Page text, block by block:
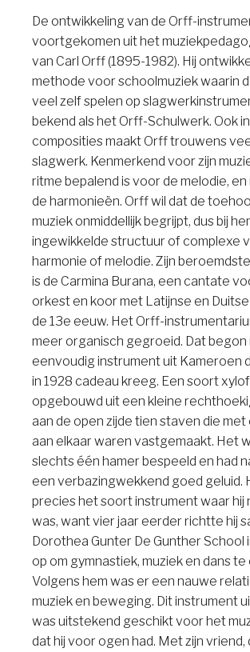
De ontwikkeling van de Orff-
voortgekomen uit het
van Carl Orff (1895-1982). Hij
methode voor schoolmuziek waarin
veel zelf spelen op
bekend als het Orff-Schulwerk. Ook
composities maakt Orff trouwens
slagwerk. Kenmerkend voor zijn
ritme bepalend is voor de melodie,
de harmonieën. Orff wil dat de
muziek onmiddellijk begrijpt, dus bij
ingewikkelde structuur of complexe
harmonie of melodie. Zijn
is de Carmina Burana, een cantate
orkest en koor met Latijnse en
de 13e eeuw. Het Orff-
meer organisch gegroeid. Dat begon
eenvoudig instrument uit Kameroen
in 1928 cadeau kreeg. Een soort
opgebouwd uit een kleine
aan de open zijde tien staven die
aan elkaar waren vastgemaakt. Het
slechts één hamer bespeeld en had
een verbazingwekkend goed geluid.
precies het soort instrument waar hij
was, want vier jaar eerder richtte hij
Dorothea Gunter De Gunther School
op om gymnastiek, muziek en dans
Volgens hem was er een nauwe
muziek en beweging. Dit instrument
was uitstekend geschikt voor het
dat hij voor ogen had. Met zijn vriend,